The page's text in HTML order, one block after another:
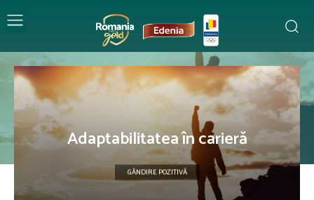
Adaptabilitatea în carieră
GÂNDIRE POZITIVĂ